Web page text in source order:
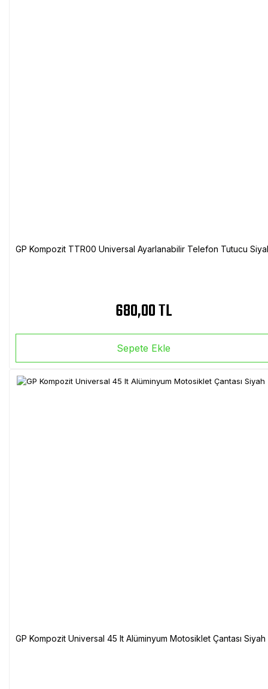
GP Kompozit TTR00 Universal Ayarlanabilir Telefon Tutucu
680,00 TL
Sepete Ekle
GP Kompozit Universal 45 lt Alüminyum Motosiklet Çantası Siyah